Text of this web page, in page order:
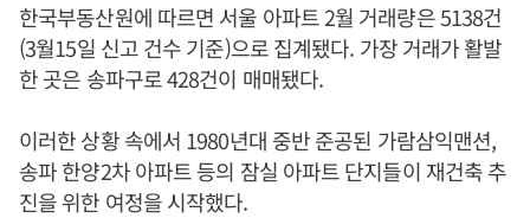
한국부동산원에 따르면 서울 아파트 2월 거래량은 5138건
(3월15일 신고 건수 기준)으로 집계됐다. 가장 거래가 활발
한 곳은 송파구로 428건이 매매됐다.
이러한 상황 속에서 1980년대 중반 준공된 가람삼익맨션,
송파 한양2차 아파트 등의 잠실 아파트 단지들이 재건축 추
진을 위한 여정을 시작했다.